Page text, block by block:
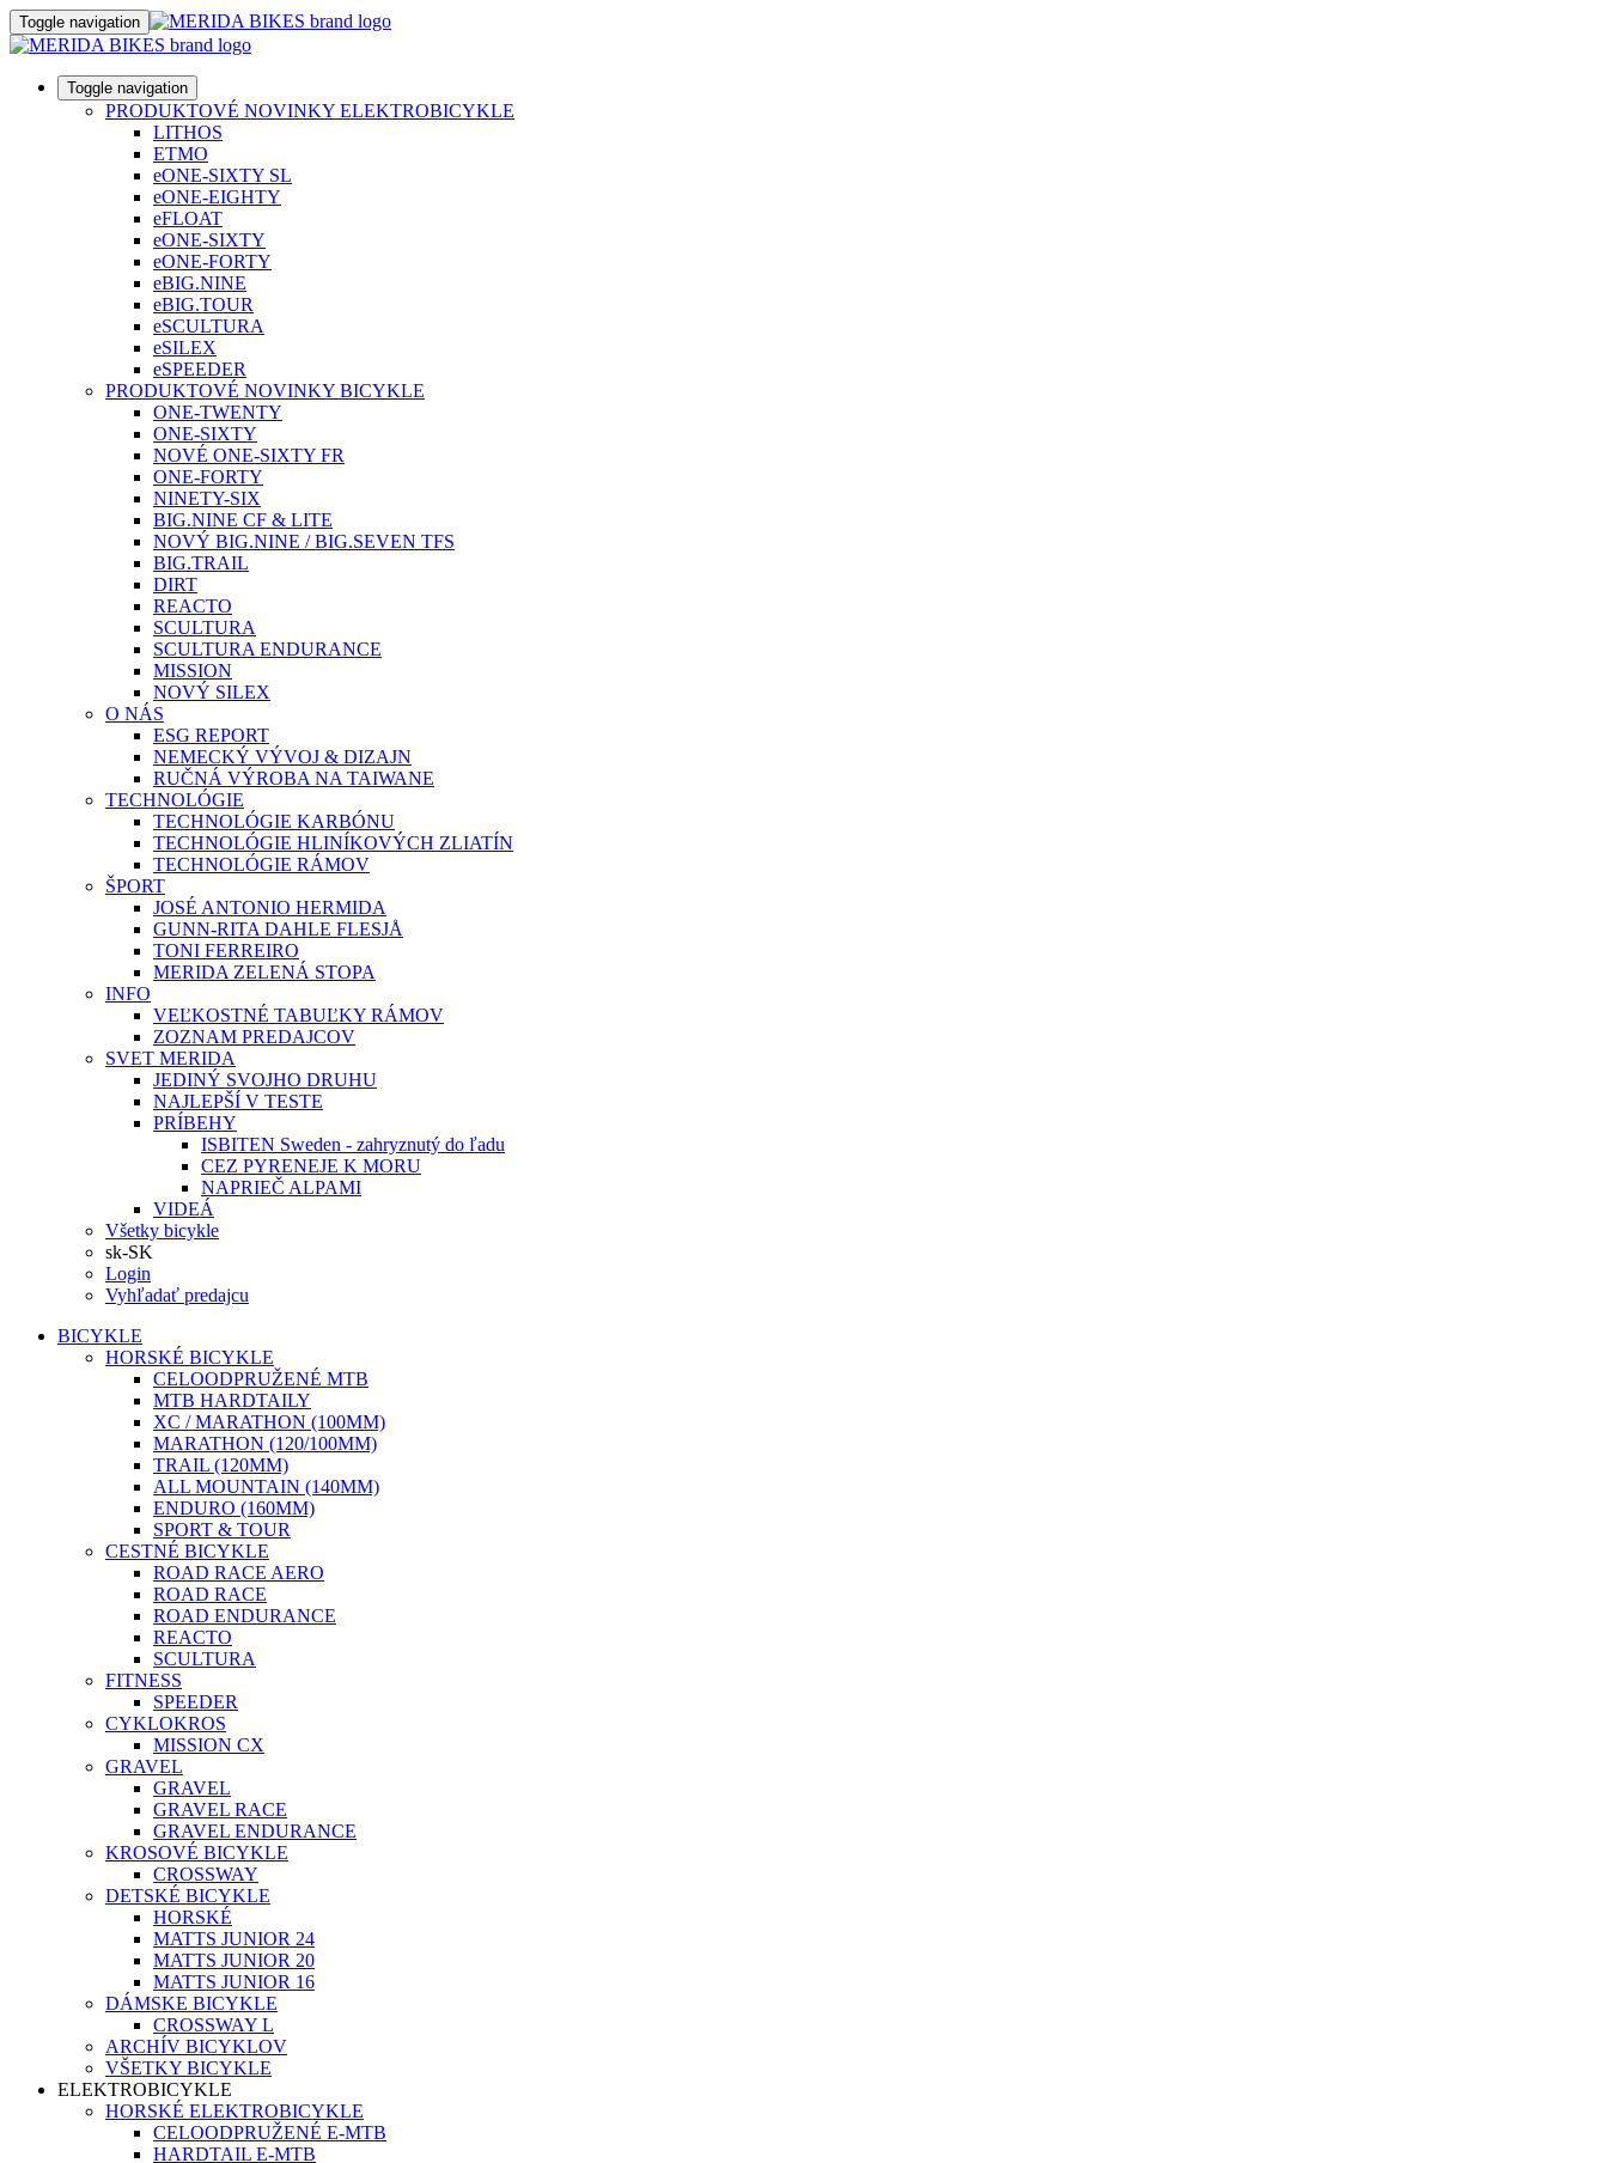
Toggle navigation
Toggle navigation
PRODUKTOVÉ NOVINKY ELEKTROBICYKLE
LITHOS
ETMO
eONE-SIXTY SL
eONE-EIGHTY
eFLOAT
eONE-SIXTY
eONE-FORTY
eBIG.NINE
eBIG.TOUR
eSCULTURA
eSILEX
eSPEEDER
PRODUKTOVÉ NOVINKY BICYKLE
ONE-TWENTY
ONE-SIXTY
NOVÉ ONE-SIXTY FR
ONE-FORTY
NINETY-SIX
BIG.NINE CF & LITE
NOVÝ BIG.NINE / BIG.SEVEN TFS
BIG.TRAIL
DIRT
REACTO
SCULTURA
SCULTURA ENDURANCE
MISSION
NOVÝ SILEX
O NÁS
ESG REPORT
NEMECKÝ VÝVOJ & DIZAJN
RUČNÁ VÝROBA NA TAIWANE
TECHNOLÓGIE
TECHNOLÓGIE KARBÓNU
TECHNOLÓGIE HLINÍKOVÝCH ZLIATÍN
TECHNOLÓGIE RÁMOV
ŠPORT
JOSÉ ANTONIO HERMIDA
GUNN-RITA DAHLE FLESJÅ
TONI FERREIRO
MERIDA ZELENÁ STOPA
INFO
VEĽKOSTNÉ TABUĽKY RÁMOV
ZOZNAM PREDAJCOV
SVET MERIDA
JEDINÝ SVOJHO DRUHU
NAJLEPŠÍ V TESTE
PRÍBEHY
ISBITEN Sweden - zahryznutý do ľadu
CEZ PYRENEJE K MORU
NAPRIEČ ALPAMI
VIDEÁ
Všetky bicykle
sk-SK
Login
Vyhľadať predajcu
BICYKLE
HORSKÉ BICYKLE
CELOODPRUŽENÉ MTB
MTB HARDTAILY
XC / MARATHON (100MM)
MARATHON (120/100MM)
TRAIL (120MM)
ALL MOUNTAIN (140MM)
ENDURO (160MM)
SPORT & TOUR
CESTNÉ BICYKLE
ROAD RACE AERO
ROAD RACE
ROAD ENDURANCE
REACTO
SCULTURA
FITNESS
SPEEDER
CYKLOKROS
MISSION CX
GRAVEL
GRAVEL
GRAVEL RACE
GRAVEL ENDURANCE
KROSOVÉ BICYKLE
CROSSWAY
DETSKÉ BICYKLE
HORSKÉ
MATTS JUNIOR 24
MATTS JUNIOR 20
MATTS JUNIOR 16
DÁMSKE BICYKLE
CROSSWAY L
ARCHÍV BICYKLOV
VŠETKY BICYKLE
ELEKTROBICYKLE
HORSKÉ ELEKTROBICYKLE
CELOODPRUŽENÉ E-MTB
HARDTAIL E-MTB